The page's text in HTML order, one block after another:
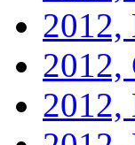
2012,
2012,
2012,